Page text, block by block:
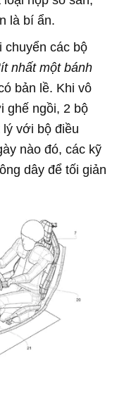
là bí ẩn.
chuyển các bộ
ít nhất một bánh
bản lề. Khi vô
ghế ngồi, 2 bộ
với bộ điều
nào đó, các kỹ
dây để tối giản